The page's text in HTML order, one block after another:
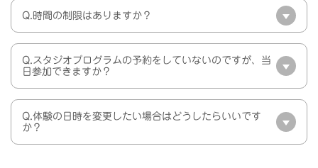
Q.時間の制限はありますか？
Q.スタジオプログラムの予約をしていないのですが、当
日参加できますか？
Q.体験の日時を変更したい場合はどうしたらいいです
か？